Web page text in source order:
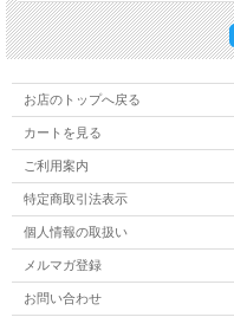
お店のトップへ戻る
カートを見る
ご利用案内
特定商取引法表示
個人情報の取扱い
メルマガ登録
お問い合わせ